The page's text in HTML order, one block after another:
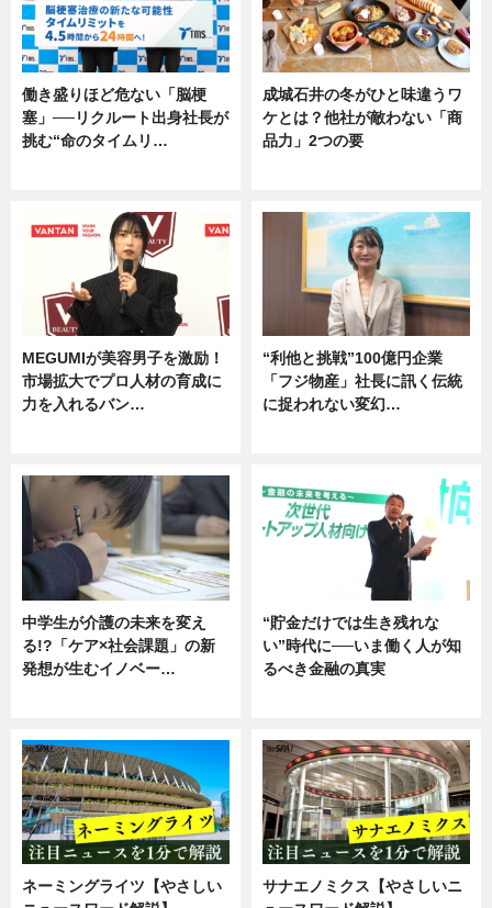
働き盛りほど危ない「脳梗
塞」──リクルート出身社長が
挑む“命のタイムリ…
成城石井の冬がひと味違うワ
ケとは？他社が敵わない「商
品力」2つの要
MEGUMIが美容男子を激励！
市場拡大でプロ人材の育成に
力を入れるバン…
“利他と挑戦”100億円企業
「フジ物産」社長に訊く伝統
に捉われない変幻…
中学生が介護の未来を変え
る!?「ケア×社会課題」の新
発想が生むイノベー…
“貯金だけでは生き残れな
い”時代に──いま働く人が知
るべき金融の真実
ネーミングライツ【やさしい
サナエノミクス【やさしいニ